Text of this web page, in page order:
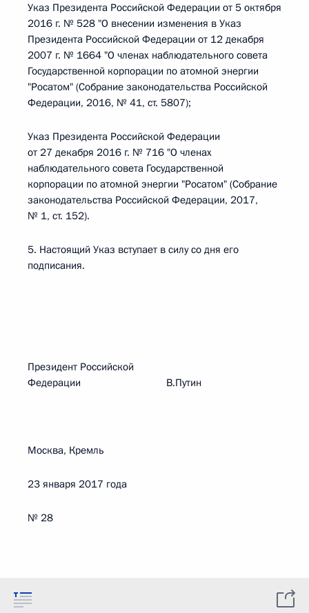
Указ Президента Российской Федерации от 5 октября
2016 г. № 528 "О внесении изменения в Указ
Президента Российской Федерации от 12 декабря
2007 г. № 1664 "О членах наблюдательного совета
Государственной корпорации по атомной энергии
"Росатом" (Собрание законодательства Российской
Федерации, 2016, № 41, ст. 5807);
Указ Президента Российской Федерации
от 27 декабря 2016 г. № 716 "О членах
наблюдательного совета Государственной
корпорации по атомной энергии "Росатом" (Собрание
законодательства Российской Федерации, 2017,
№ 1, ст. 152).
5. Настоящий Указ вступает в силу со дня его
подписания.
Президент Российской
Федерации В.Путин
Москва, Кремль
23 января 2017 года
№ 28